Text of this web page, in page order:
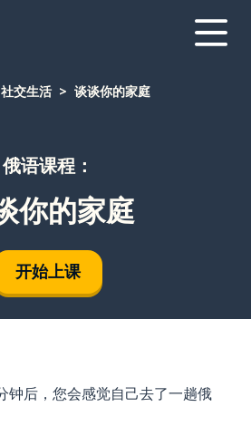
社交生活 谈谈你的家庭
俄语课程：
你的家庭
开始上课
钟后，您会感觉自己去了一趟俄